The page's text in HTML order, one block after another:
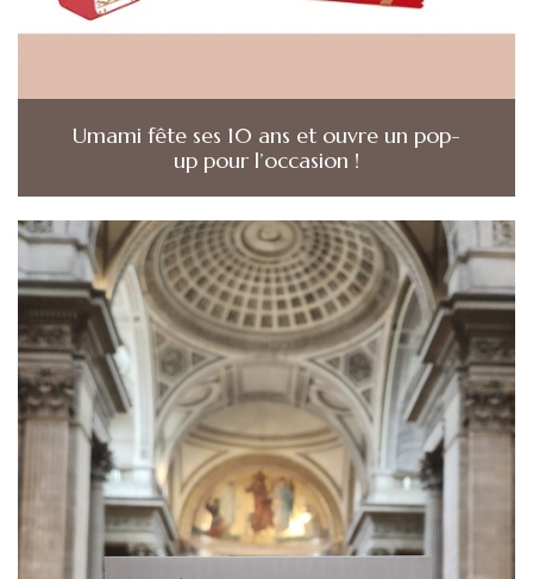
Umami fête ses 10 ans et ouvre un pop-
up pour l’occasion !